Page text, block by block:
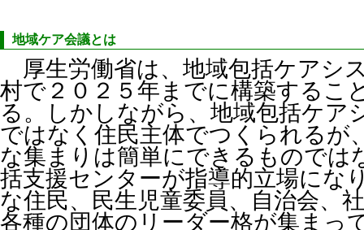
地域ケア会議とは
厚生労働省は、地域包括ケアシ
村で２０２５年までに構築するこ
る。
しかしながら、地域包括ケア
ではなく住民主体でつくられるが
な集まりは簡単にできるものでは
括支援センターが指導的立場にな
な住民、民生児童委員、自治会、
各種の団体のリーダー格が集まっ